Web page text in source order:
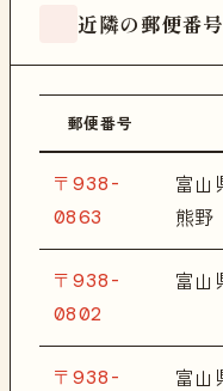
近隣の郵便番号
郵便番号
〒938-
0863
富山
熊野
〒938-
0802
富山
〒938- 富山